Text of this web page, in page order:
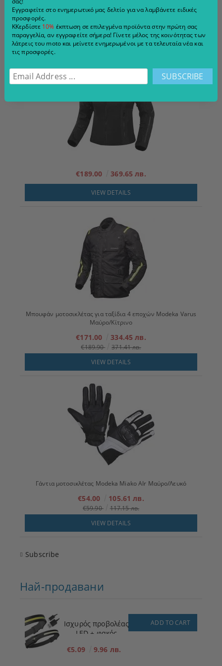
€111.00 217.10 лв.
ADD TO CART
€189.00 369.65 лв.
VIEW DETAILS
Μπουφάν μοτοσικλέτας για ταξίδια 4 εποχών Modeka Varus
Μαύρο/Κίτρινο
€171.00 334.45 лв.
€189.90
371.41 лв.
VIEW DETAILS
Γάντια μοτοσικλέτας Modeka Miako AIr Μαύρο/Λευκό
€54.00 105.61 лв.
€59.90
117.15 лв.
VIEW DETAILS
Subscribe
Най-продавани
Ισχυρός προβολέας
LED + φακός
€5.09
9.96 лв.
ADD TO CART
Εγγραφείτε στο ενημερωτικό μας δελτίο για να λαμβάνετε ειδικές
προσφορές.
ΚΚερδίστε 10% έκπτωση σε επιλεγμένα προϊόντα στην πρώτη σας
παραγγελία, αν εγγραφείτε σήμερα! Γίνετε μέλος της κοινότητας των
λάτρεις του moto και μείνετε ενημερωμένοι με τα τελευταία νέα και
τις προσφορές.